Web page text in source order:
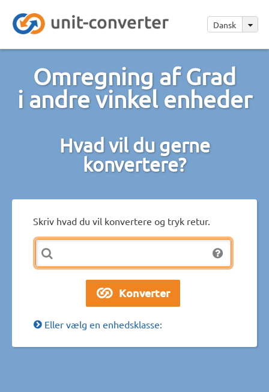
Dansk
Omregning af Grad
i andre vinkel enheder
Hvad vil du gerne
konvertere?
Skriv hvad du vil konvertere og tryk retur.
Eller vælg en enhedsklasse: